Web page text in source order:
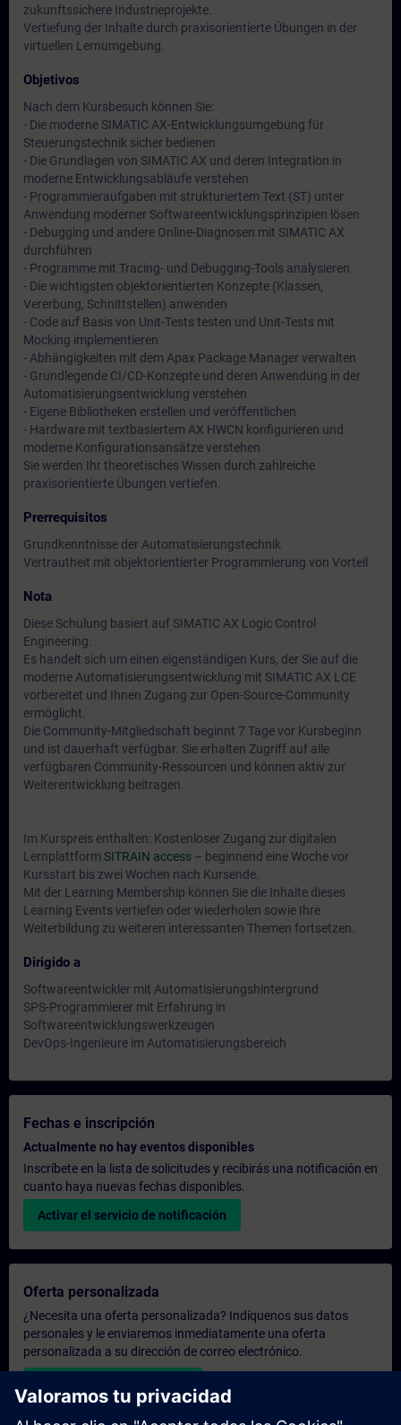
zukunftssichere Industrieprojekte.
Vertiefung der Inhalte durch praxisorientierte Übungen in der
virtuellen Lernumgebung.
Objetivos
Nach dem Kursbesuch können Sie:
- Die moderne SIMATIC AX-Entwicklungsumgebung für
Steuerungstechnik sicher bedienen
- Die Grundlagen von SIMATIC AX und deren Integration in
moderne Entwicklungsabläufe verstehen
- Programmieraufgaben mit strukturiertem Text (ST) unter
Anwendung moderner Softwareentwicklungsprinzipien lösen
- Debugging und andere Online-Diagnosen mit SIMATIC AX
durchführen
- Programme mit Tracing- und Debugging-Tools analysieren
- Die wichtigsten objektorientierten Konzepte (Klassen,
Vererbung, Schnittstellen) anwenden
- Code auf Basis von Unit-Tests testen und Unit-Tests mit
Mocking implementieren
- Abhängigkeiten mit dem Apax Package Manager verwalten
- Grundlegende CI/CD-Konzepte und deren Anwendung in der
Automatisierungsentwicklung verstehen
- Eigene Bibliotheken erstellen und veröffentlichen
- Hardware mit textbasiertem AX HWCN konfigurieren und
moderne Konfigurationsansätze verstehen
Sie werden Ihr theoretisches Wissen durch zahlreiche
praxisorientierte Übungen vertiefen.
Prerrequisitos
Grundkenntnisse der Automatisierungstechnik
Vertrautheit mit objektorientierter Programmierung von Vorteil
Nota
Diese Schulung basiert auf SIMATIC AX Logic Control
Engineering.
Es handelt sich um einen eigenständigen Kurs, der Sie auf die
moderne Automatisierungsentwicklung mit SIMATIC AX LCE
vorbereitet und Ihnen Zugang zur Open-Source-Community
ermöglicht.
Die Community-Mitgliedschaft beginnt 7 Tage vor Kursbeginn
und ist dauerhaft verfügbar. Sie erhalten Zugriff auf alle
verfügbaren Community-Ressourcen und können aktiv zur
Weiterentwicklung beitragen.
Im Kurspreis enthalten: Kostenloser Zugang zur digitalen
Lernplattform SITRAIN access – beginnend eine Woche vor
Kursstart bis zwei Wochen nach Kursende.
Mit der Learning Membership können Sie die Inhalte dieses
Learning Events vertiefen oder wiederholen sowie Ihre
Weiterbildung zu weiteren interessanten Themen fortsetzen.
Dirigido a
Softwareentwickler mit Automatisierungshintergrund
SPS-Programmierer mit Erfahrung in
Softwareentwicklungswerkzeugen
DevOps-Ingenieure im Automatisierungsbereich
Fechas e inscripción
Actualmente no hay eventos disponibles
Inscríbete en la lista de solicitudes y recibirás una notificación en
cuanto haya nuevas fechas disponibles.
Activar el servicio de notificación
Oferta personalizada
¿Necesita una oferta personalizada? Indíquenos sus datos
personales y le enviaremos inmediatamente una oferta
personalizada a su dirección de correo electrónico.
Enviar una oferta personal